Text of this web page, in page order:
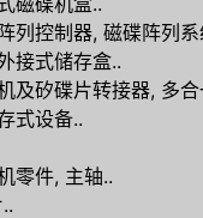
列控制器, 磁碟阵列
接式储存盒..
及矽碟片转接器, 多
式设备..
零件, 主轴..